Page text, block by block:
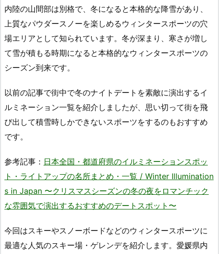
内陸の山間部は別格で、冬になると本格的な降雪があり、
上質なパウダースノーを楽しめるウィンタースポーツの穴
場エリアとして知られています。冬が深まり、寒さが増し
て雪が積もる時期になると本格的なウィンタースポーツの
シーズン到来です。
以前の記事で街中で冬のナイトデートを素敵に演出するイ
ルミネーション一覧を紹介しましたが、思い切って街を飛
び出して積雪時しかできないスポーツをするのもおすすめ
です。
参考記事： 日本全国・都道府県のイルミネーションスポッ
ト・ライトアップの名所まとめ・一覧 / Winter Illumination
s in Japan 〜クリスマスシーズンの冬の夜をロマンチック
な雰囲気で演出するおすすめのデートスポット〜
今回はスキーやスノーボードなどのウィンタースポーツに
最適な人気のスキー場・ゲレンデを紹介します。愛媛県内